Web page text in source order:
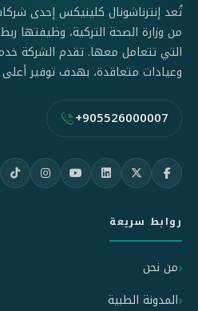
تُعد إنترناشونال كلينيكس إحدى
من وزارة الصحة التركية، وظيفتها
التي تتعامل معها. تقدم الشركة
وعيادات متعاقدة، بهدف توفير
+905526000007
روابط سريعة
من نحن
المدونة الطبية